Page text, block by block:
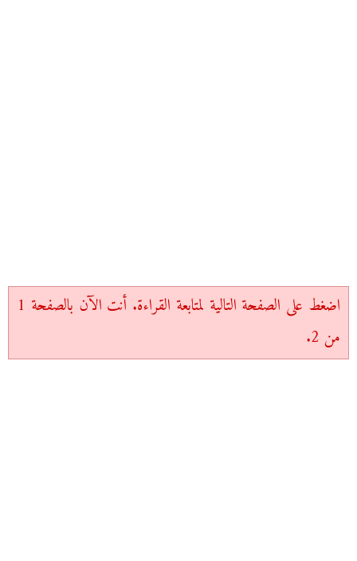
اضغط على الصفحة التالية لمتابعة القراءة. أنت الآن بالصفحة 1
من 2.